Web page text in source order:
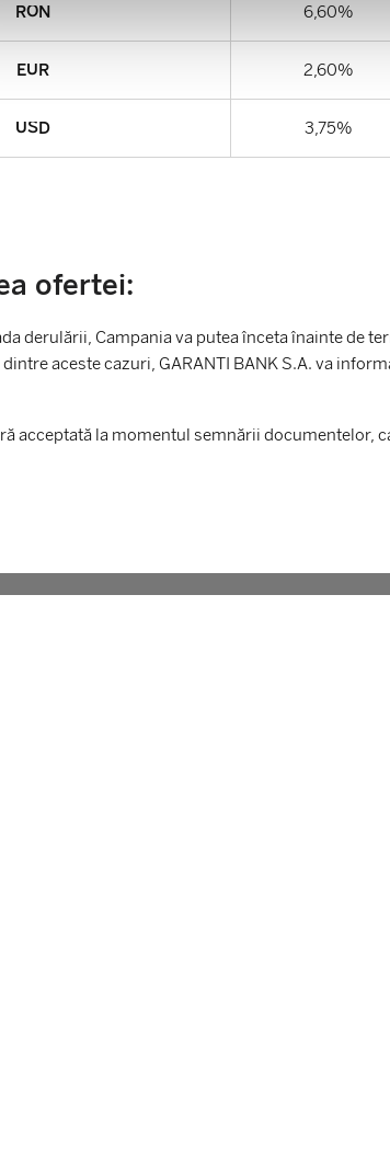
RON 6,60%
EUR 2,60%
USD 3,75%
ofertei:
derulării, Campania va putea înceta înainte de
aceste cazuri, GARANTI BANK S.A. va
acceptată la momentul semnării documentelor,